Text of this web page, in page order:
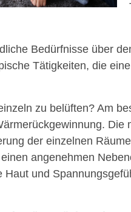
Bedürfnisse über
Tätigkeiten, die
zu belüften? Am
Die
der einzelnen
angenehmen
und